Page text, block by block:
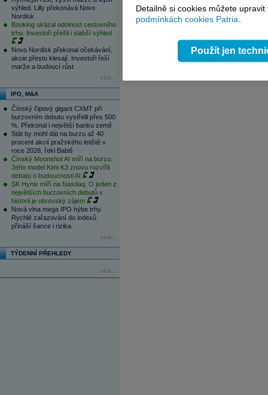
výhled. Lilly překonává Novo
Nordisk
Booking ukázal odolnost cestovního
trhu. Investoři přešli i slabší výhled
Novo Nordisk překonal očekávání,
akcie přesto klesají. Investoři řeší
marže a budoucí růst
více...
IPO, M&A
Čínský čipový gigant CXMT při
burzovním debutu vystřelil přes 500
%. Překonal i největší banku země
Stát by mohl dát na burzu až 40
procent akcií pražského letiště v
roce 2028, řekl Babiš
Čínský Moonshot AI míří na burzu.
Jeho model Kimi K3 znovu rozvířil
debatu o budoucnosti AI
SK Hynix míří na Nasdaq. O jeden z
největších burzovních debutů v
historii je obrovský zájem
Nová vlna mega IPO hýbe trhy.
Rychlé zařazování do indexů
přináší šance i rizika
více...
TÝDENNÍ PŘEHLEDY
více...
Detailně si cookies můžete
podmínkách cookies Patria
Použít jen